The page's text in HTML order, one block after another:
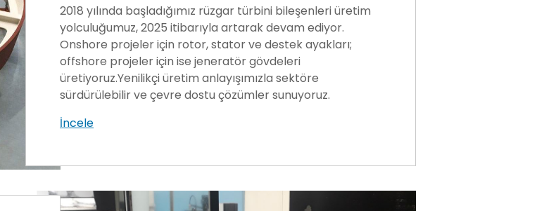
2018 yılında başladığımız rüzgar türbini bileşenleri üretim
yolculuğumuz, 2025 itibarıyla artarak devam ediyor.
Onshore projeler için rotor, stator ve destek ayakları;
offshore projeler için ise jeneratör gövdeleri
üretiyoruz.Yenilikçi üretim anlayışımızla sektöre
sürdürülebilir ve çevre dostu çözümler sunuyoruz.
İncele